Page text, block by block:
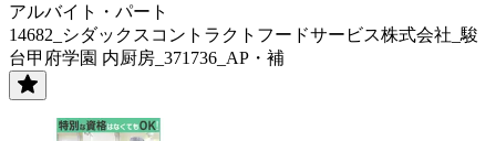
アルバイト・パート
14682_シダックスコントラクトフードサービス株式会社_駿
台甲府学園 内厨房_371736_AP・補